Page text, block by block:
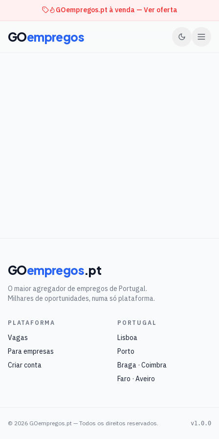
GOempregos.pt à venda — Ver oferta
GOempregos
GOempregos.pt
O maior agregador de empregos de Portugal.
Milhares de oportunidades, numa só plataforma.
PLATAFORMA
Vagas
Para empresas
Criar conta
PORTUGAL
Lisboa
Porto
Braga · Coimbra
Faro · Aveiro
© 2026 GOempregos.pt — Todos os direitos reservados. v1.0.0